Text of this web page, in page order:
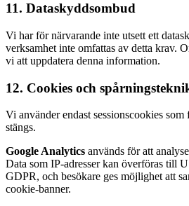
11. Dataskyddsombud
Vi har för närvarande inte utsett ett
verksamhet inte omfattas av detta krav.
vi att uppdatera denna information.
12. Cookies och
Vi använder endast sessionscookies
stängs.
Google Analytics används för att
Data som IP-adresser kan överföras till
GDPR, och besökare ges möjlighet att
cookie-banner.